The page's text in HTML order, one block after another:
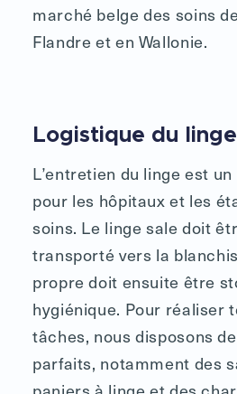
marché belge des soins
Flandre et en Wallonie.
Logistique du linge
L’entretien du linge est
pour les hôpitaux et les
soins. Le linge sale doit
transporté vers la
propre doit ensuite être
hygiénique. Pour réaliser
tâches, nous disposons
parfaits, notamment des